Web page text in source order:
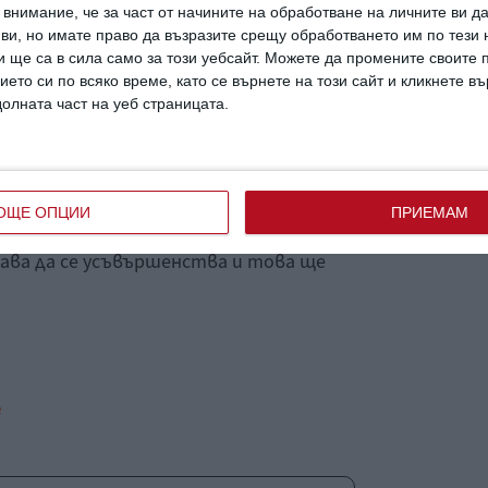
че за част от начините на обработване на личните ви
ви, но имате право да възразите срещу обработването им по тези
ще са в сила само за този уебсайт. Можете да промените своите
си по всяко време, като се върнете на този сайт и кликнете
част на уеб страницата.
ОПЦИИ ПРИЕМАМ
цветове, включително синьо и жълто.
да купувате големи играчки с контрастни
му.
цветове на дъгата, по-ясно фокусира
си, за да следи движещи се обекти.
да се усъвършенства и това ще